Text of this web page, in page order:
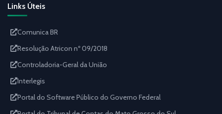
Links Úteis
Comunica BR
Resolução Atricon nº 09/2018
Controladoria-Geral da União
Interlegis
Portal do Software Público do Governo Federal